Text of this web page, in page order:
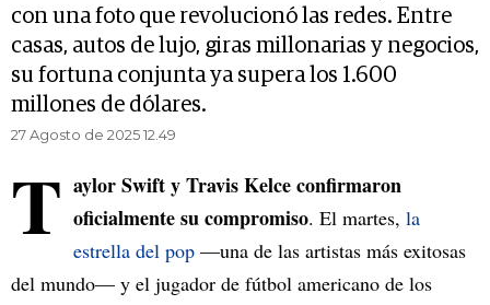
con una foto que revolucionó las redes. Entre
casas, autos de lujo, giras millonarias y negocios,
su fortuna conjunta ya supera los 1.600
millones de dólares.
27 Agosto de 2025 12.49
T aylor Swift y Travis Kelceconfirmaron
oficialmente su compromiso. El martes, la
estrella del pop —una de las artistas más exitosas
del mundo— y el jugador de fútbol americano de los